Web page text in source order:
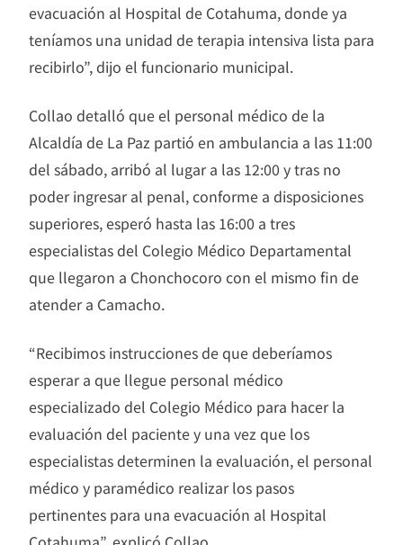
evacuación al Hospital de Cotahuma, donde ya
teníamos una unidad de terapia intensiva lista para
recibirlo”, dijo el funcionario municipal.
Collao detalló que el personal médico de la
Alcaldía de La Paz partió en ambulancia a las 11:00
del sábado, arribó al lugar a las 12:00 y tras no
poder ingresar al penal, conforme a disposiciones
superiores, esperó hasta las 16:00 a tres
especialistas del Colegio Médico Departamental
que llegaron a Chonchocoro con el mismo fin de
atender a Camacho.
“Recibimos instrucciones de que deberíamos
esperar a que llegue personal médico
especializado del Colegio Médico para hacer la
evaluación del paciente y una vez que los
especialistas determinen la evaluación, el personal
médico y paramédico realizar los pasos
pertinentes para una evacuación al Hospital